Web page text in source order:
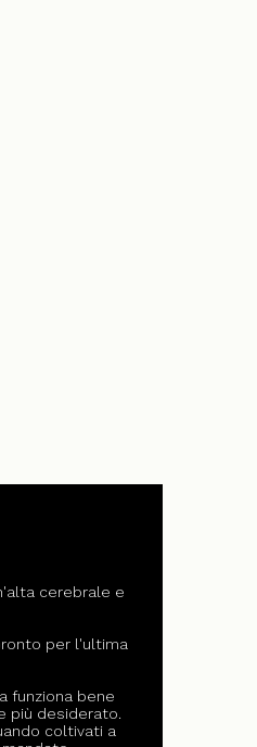
cerebrale e
per l'ultima
funziona bene
più desiderato.
coltivati a